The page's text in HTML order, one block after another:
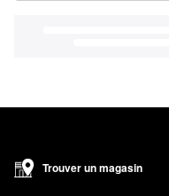
Trouver un magasin